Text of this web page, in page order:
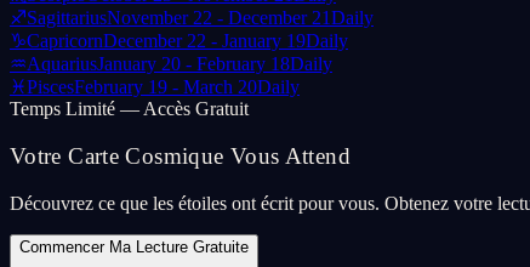
♐SagittariusNovember 22 - December 21Daily
♑CapricornDecember 22 - January 19Daily
♒AquariusJanuary 20 - February 18Daily
♓PiscesFebruary 19 - March 20Daily
Temps Limité — Accès Gratuit
Votre Carte Cosmique Vous Attend
Découvrez ce que les étoiles ont écrit pour vous. Obtenez votre
Commencer Ma Lecture Gratuite